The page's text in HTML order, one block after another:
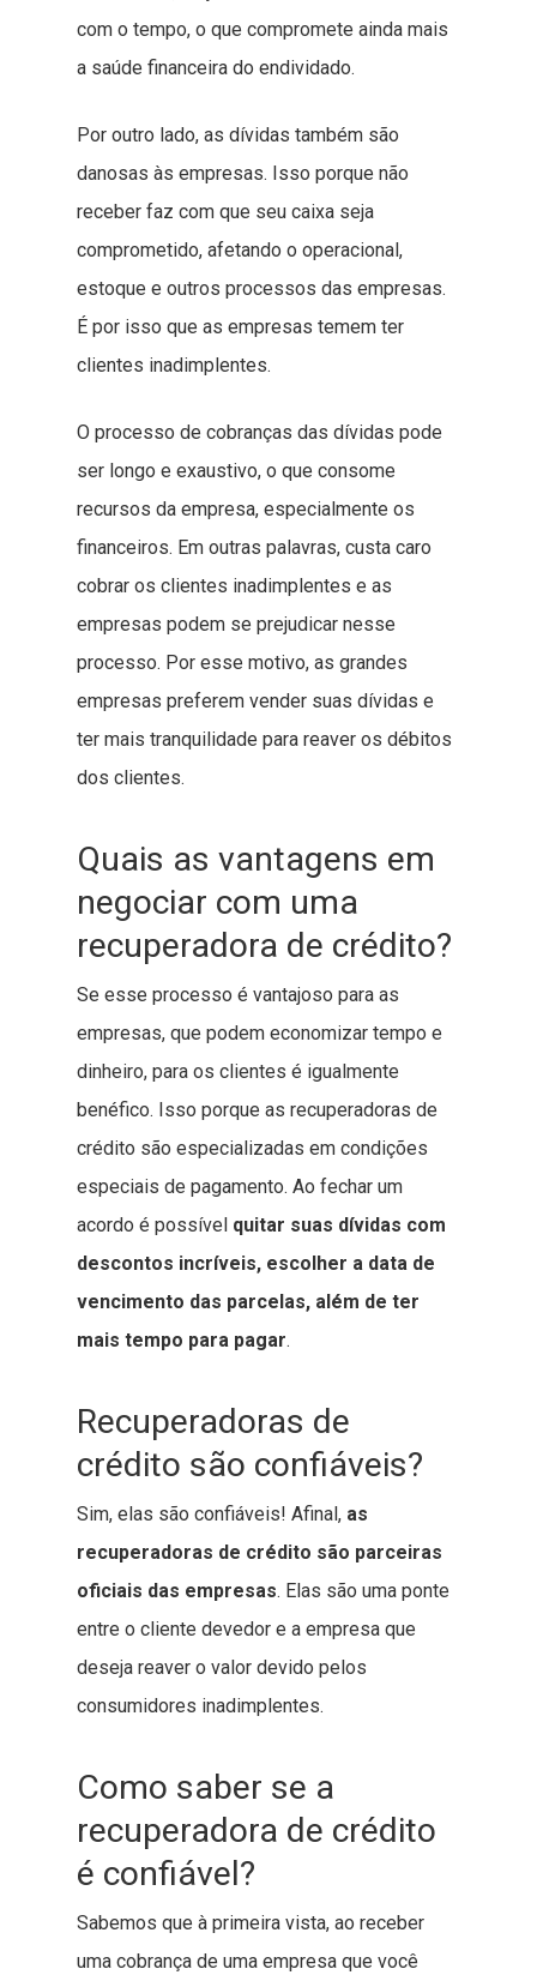
com o tempo, o que compromete ainda mais
a saúde financeira do endividado.
Por outro lado, as dívidas também são
danosas às empresas. Isso porque não
receber faz com que seu caixa seja
comprometido, afetando o operacional,
estoque e outros processos das empresas.
É por isso que as empresas temem ter
clientes inadimplentes.
O processo de cobranças das dívidas pode
ser longo e exaustivo, o que consome
recursos da empresa, especialmente os
financeiros. Em outras palavras, custa caro
cobrar os clientes inadimplentes e as
empresas podem se prejudicar nesse
processo. Por esse motivo, as grandes
empresas preferem vender suas dívidas e
ter mais tranquilidade para reaver os débitos
dos clientes.
Quais as vantagens em
negociar com uma
recuperadora de crédito?
Se esse processo é vantajoso para as
empresas, que podem economizar tempo e
dinheiro, para os clientes é igualmente
benéfico. Isso porque as recuperadoras de
crédito são especializadas em condições
especiais de pagamento. Ao fechar um
acordo é possível quitar suas dívidas com
descontos incríveis, escolher a data de
vencimento das parcelas, além de ter
mais tempo para pagar.
Recuperadoras de
crédito são confiáveis?
Sim, elas são confiáveis! Afinal, as
recuperadoras de crédito são parceiras
oficiais das empresas. Elas são uma ponte
entre o cliente devedor e a empresa que
deseja reaver o valor devido pelos
consumidores inadimplentes.
Como saber se a
recuperadora de crédito
é confiável?
Sabemos que à primeira vista, ao receber
uma cobrança de uma empresa que você